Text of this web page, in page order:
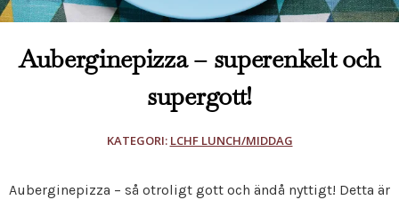
Auberginepizza – superenkelt och
supergott!
KATEGORI: LCHF LUNCH/MIDDAG
Auberginepizza – så otroligt gott och ändå nyttigt! Detta är